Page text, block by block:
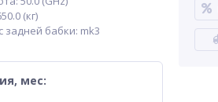
(кг)
задней бабки: mk3
мес: